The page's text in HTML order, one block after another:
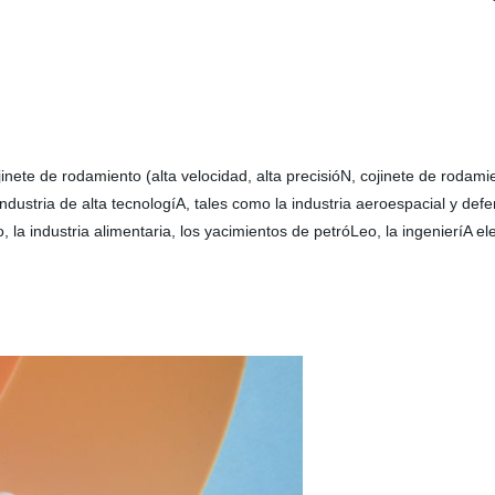
de rodamiento (alta velocidad, alta precisióN, cojinete de
de alta tecnologíA, tales como la industria aeroespacial y
industria alimentaria, los yacimientos de petróLeo, la ingenieríA